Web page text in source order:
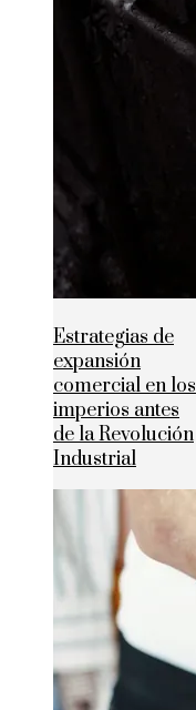
Estrategias de
expansión
comercial en los
imperios antes
de la Revolución
Industrial